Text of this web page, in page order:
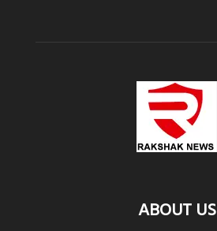
ABOUT US